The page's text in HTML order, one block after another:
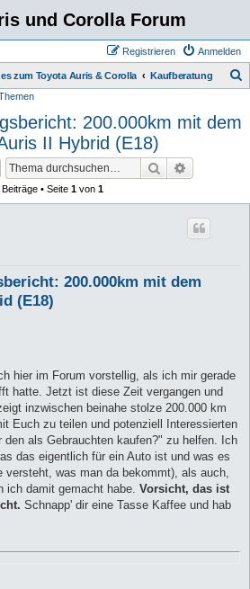
und Corolla Forum
Anmelden
Registrieren
zum Toyota Auris & Corolla Kaufberatung
200.000km mit dem
II Hybrid (E18)
Suche
Beiträge • Seite 1 von 1
200.000km mit dem
(E18)
hier im Forum vorstellig, als ich mir gerade
hatte. Jetzt ist diese Zeit vergangen und
inzwischen beinahe stolze 200.000 km
Euch zu teilen und potenziell Interessierten
den als Gebrauchten kaufen?" zu helfen. Ich
das eigentlich für ein Auto ist und was es
versteht, was man da bekommt), als auch,
ich damit gemacht habe. Vorsicht, das ist
Schnapp' dir eine Tasse Kaffee und hab